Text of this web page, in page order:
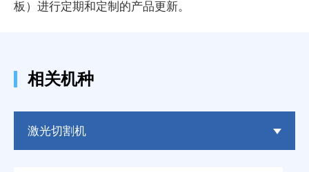
板）进行定期和定制的产品更新。
相关机种
激光切割机